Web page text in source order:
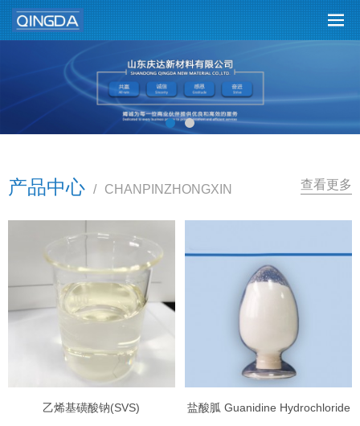
产品中心 / CHANPINZHONGXIN 查看更多
乙烯基磺酸钠(SVS) 盐酸胍 Guanidine Hydrochloride